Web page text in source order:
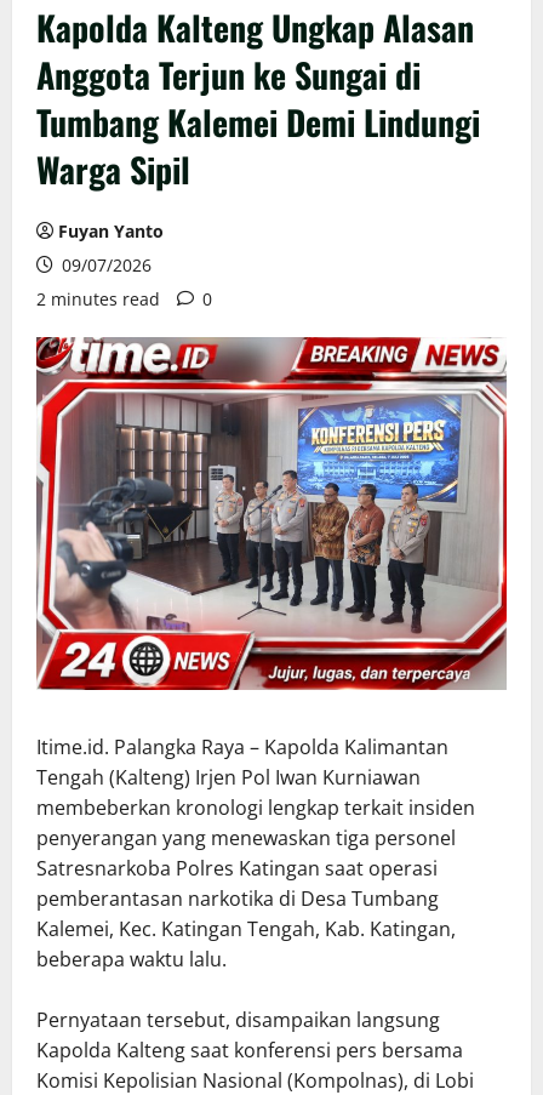
Kapolda Kalteng Ungkap Alasan
Anggota Terjun ke Sungai di
Tumbang Kalemei Demi Lindungi
Warga Sipil
Fuyan Yanto
09/07/2026
2 minutes read
0
Itime.id. Palangka Raya – Kapolda Kalimantan
Tengah (Kalteng) Irjen Pol Iwan Kurniawan
membeberkan kronologi lengkap terkait insiden
penyerangan yang menewaskan tiga personel
Satresnarkoba Polres Katingan saat operasi
pemberantasan narkotika di Desa Tumbang
Kalemei, Kec. Katingan Tengah, Kab. Katingan,
beberapa waktu lalu.
Pernyataan tersebut, disampaikan langsung
Kapolda Kalteng saat konferensi pers bersama
Komisi Kepolisian Nasional (Kompolnas), di Lobi